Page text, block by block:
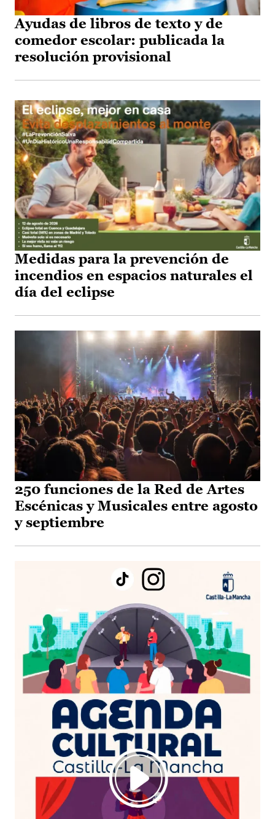
Ayudas de libros de texto y de
comedor escolar: publicada la
resolución provisional
Medidas para la prevención de
incendios en espacios naturales el
día del eclipse
250 funciones de la Red de Artes
Escénicas y Musicales entre agosto
y septiembre